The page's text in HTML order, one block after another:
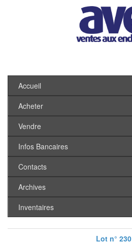
Accueil
Acheter
Vendre
Infos Bancaires
Contacts
Archives
Inventaires
Lot n° 230